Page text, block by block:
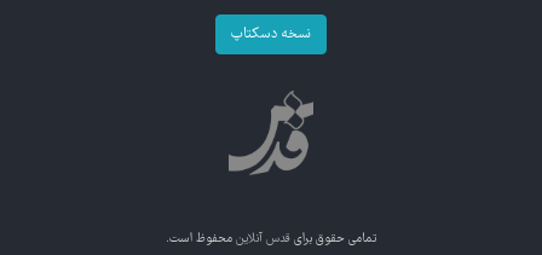
نسخه دسکتاپ
تمامی حقوق برای قدس آنلاین محفوظ است.